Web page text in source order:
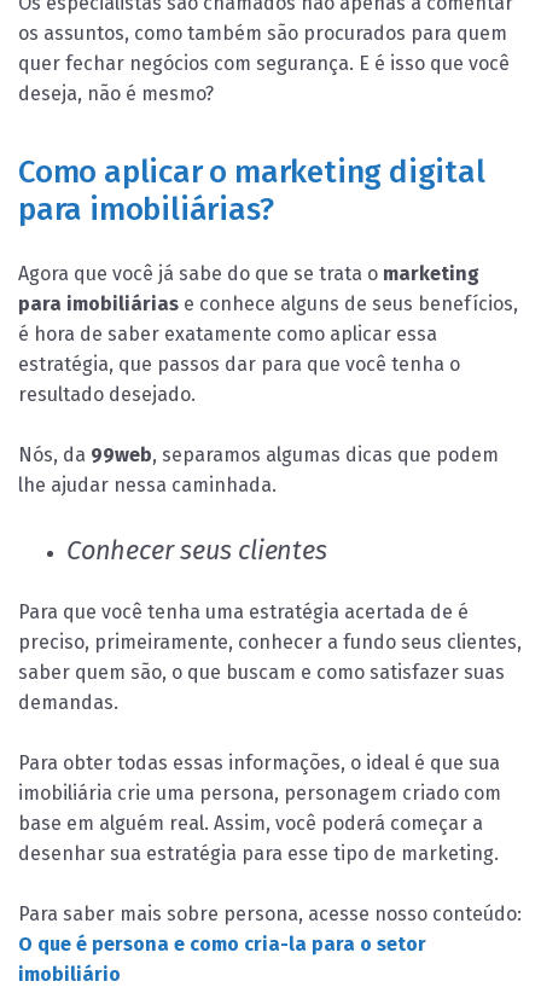
os assuntos, como também são procurados para quem
quer fechar negócios com segurança. E é isso que você
deseja, não é mesmo?
Como aplicar o marketing digital
para imobiliárias?
Agora que você já sabe do que se trata o marketing
para imobiliárias e conhece alguns de seus benefícios,
é hora de saber exatamente como aplicar essa
estratégia, que passos dar para que você tenha o
resultado desejado.
Nós, da 99web, separamos algumas dicas que podem
lhe ajudar nessa caminhada.
Conhecer seus clientes
Para que você tenha uma estratégia acertada de é
preciso, primeiramente, conhecer a fundo seus clientes,
saber quem são, o que buscam e como satisfazer suas
demandas.
Para obter todas essas informações, o ideal é que sua
imobiliária crie uma persona, personagem criado com
base em alguém real. Assim, você poderá começar a
desenhar sua estratégia para esse tipo de marketing.
Para saber mais sobre persona, acesse nosso conteúdo:
O que é persona e como cria-la para o setor
imobiliário